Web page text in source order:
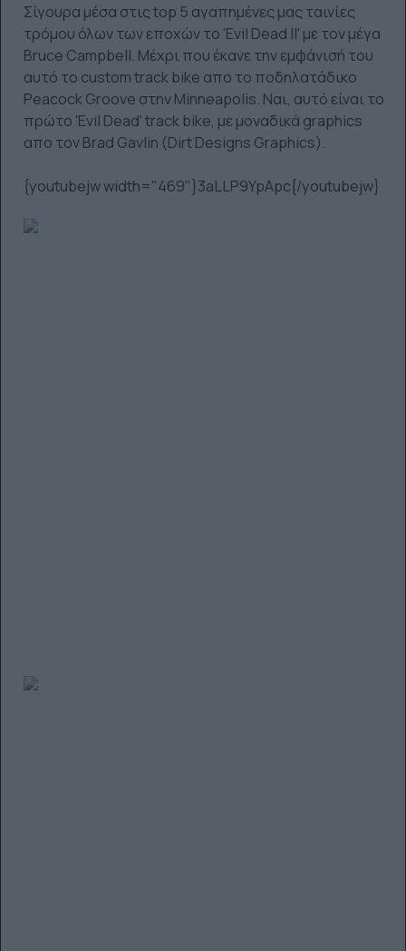
Σίγουρα μέσα στις top 5 αγαπημένες μας ταινίες
τρόμου όλων των εποχών το 'Evil Dead II' με τον μέγα
Bruce Campbell. Μέχρι που έκανε την εμφάνισή του
αυτό το custom track bike απο το ποδηλατάδικο
Peacock Groove στην Minneapolis. Ναι, αυτό είναι το
πρώτο 'Evil Dead' track bike, με μοναδικά graphics
απο τον Brad Gavlin (Dirt Designs Graphics).
{youtubejw width="469"}3aLLP9YpApc{/youtubejw}